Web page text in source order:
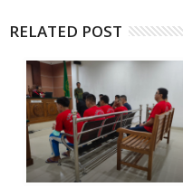
RELATED POST